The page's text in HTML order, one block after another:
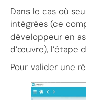
Dans le cas où
intégrées (ce
développeur en
d’œuvre), l’étape
Pour valider une